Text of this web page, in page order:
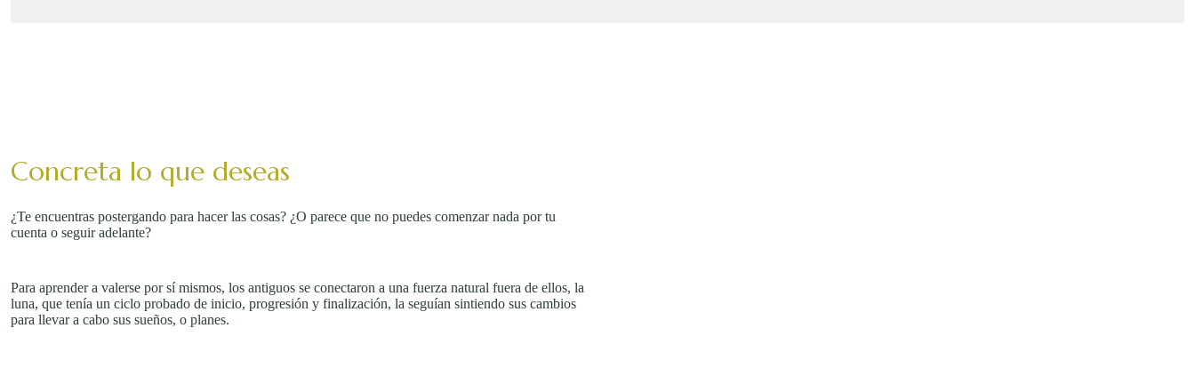
Concreta lo que deseas
¿Te encuentras postergando para hacer las cosas? ¿O parece que no puedes comenzar nada por tu
cuenta o seguir adelante?
Para aprender a valerse por sí mismos, los antiguos se conectaron a una fuerza natural fuera de ellos, la
luna, que tenía un ciclo probado de inicio, progresión y finalización, la seguían sintiendo sus cambios
para llevar a cabo sus sueños, o planes.